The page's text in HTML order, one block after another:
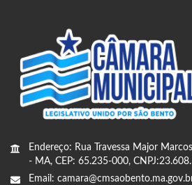
Endereço: Rua Travessa Major
- MA, CEP: 65.235-000,
Email: